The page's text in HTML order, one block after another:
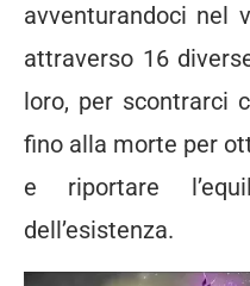
avventurandoci nel
attraverso 16
loro, per scontrarci
fino alla morte per
e riportare
dell’esistenza.